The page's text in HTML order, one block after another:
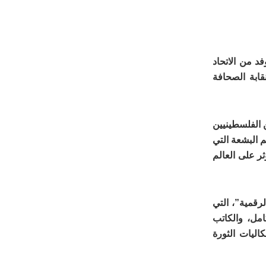
من الاتحاد
الصحافة
الفلسطينيين
البشعة التي
على العالم
التي
والكاتب
الثورة